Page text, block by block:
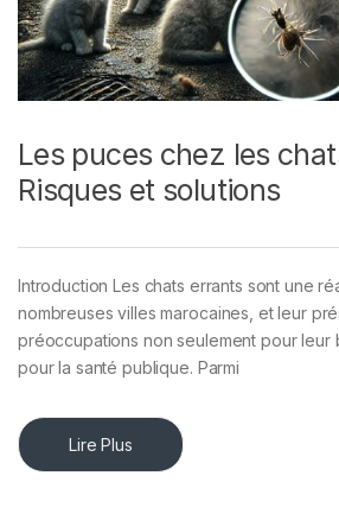
Les puces chez les
Risques et solutions
Introduction Les chats errants sont une
nombreuses villes marocaines, et leur
préoccupations non seulement pour leur
pour la santé publique. Parmi
Lire Plus